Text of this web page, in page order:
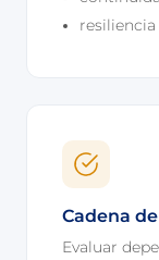
resiliencia
Cadena
Evaluar